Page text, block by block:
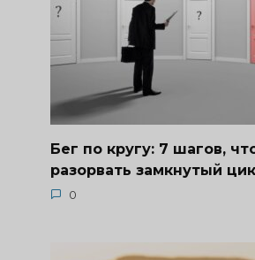
Бег по кругу: 7 шагов,
разорвать замкнутый
0